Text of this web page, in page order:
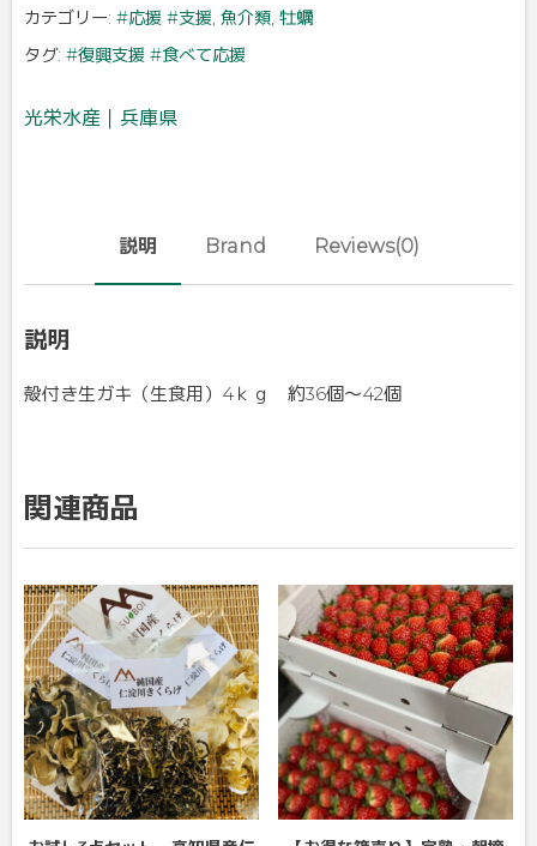
カテゴリー: #応援 #支援, 魚介類, 牡蠣
タグ: #復興支援 #食べて応援
光栄水産｜兵庫県
説明 Brand Reviews(0)
説明
殻付き生ガキ（生食用）4ｋｇ 約36個～42個
関連商品